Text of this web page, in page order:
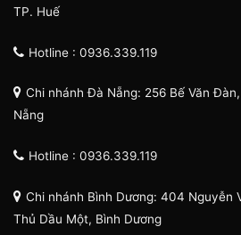
TP. Huế
Hotline : 0936.339.119
Chi nhánh Đà Nẵng: 256 Bế Văn
Nẵng
Hotline : 0936.339.119
Chi nhánh Bình Dương: 404 Nguyễn
Thủ Dầu Một, Bình Dương